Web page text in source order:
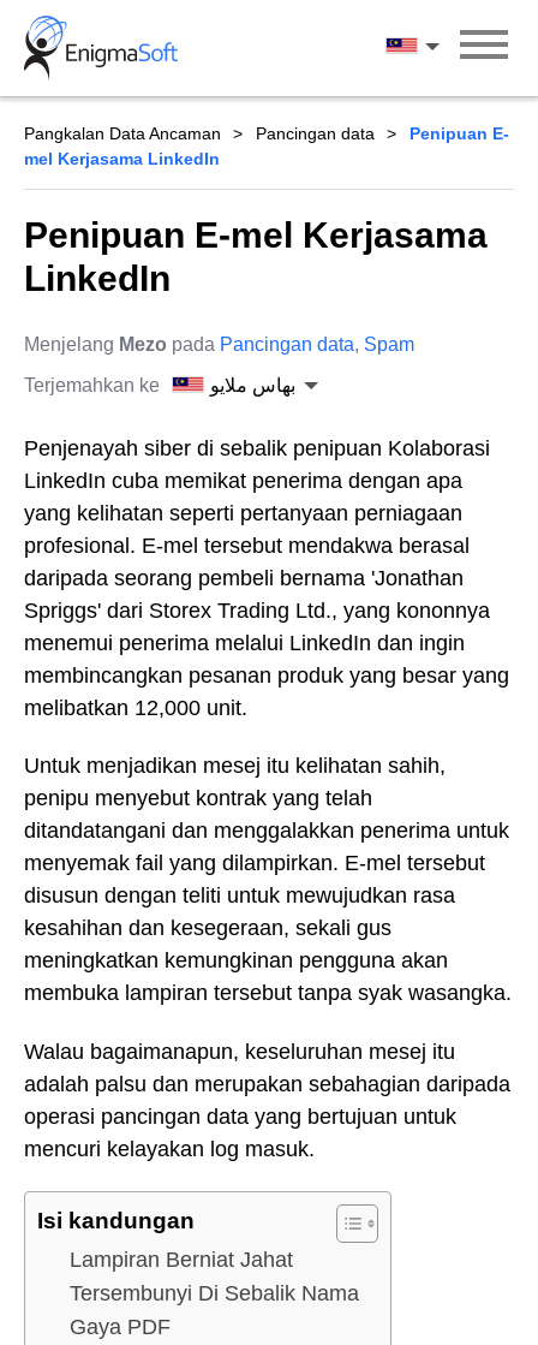
Skip
content
بهاس ملايو
Pangkalan Data Ancaman Pancingan data
Penipuan E-
mel Kerjasama LinkedIn
Penipuan E-mel Kerjasama
LinkedIn
Menjelang Mezo pada Pancingan data, Spam
Terjemahkan ke
بهاس ملايو
Penjenayah siber di sebalik penipuan Kolaborasi
LinkedIn cuba memikat penerima dengan apa
yang kelihatan seperti pertanyaan perniagaan
profesional. E-mel tersebut mendakwa berasal
daripada seorang pembeli bernama 'Jonathan
Spriggs' dari Storex Trading Ltd., yang kononnya
menemui penerima melalui LinkedIn dan ingin
membincangkan pesanan produk yang besar yang
melibatkan 12,000 unit.
Untuk menjadikan mesej itu kelihatan sahih,
penipu menyebut kontrak yang telah
ditandatangani dan menggalakkan penerima untuk
menyemak fail yang dilampirkan. E-mel tersebut
disusun dengan teliti untuk mewujudkan rasa
kesahihan dan kesegeraan, sekali gus
meningkatkan kemungkinan pengguna akan
membuka lampiran tersebut tanpa syak wasangka.
Walau bagaimanapun, keseluruhan mesej itu
adalah palsu dan merupakan sebahagian daripada
operasi pancingan data yang bertujuan untuk
mencuri kelayakan log masuk.
Isi kandungan
Lampiran Berniat Jahat
Tersembunyi Di Sebalik Nama
Gaya PDF